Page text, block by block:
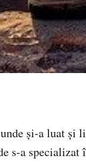
și-a luat și
s-a